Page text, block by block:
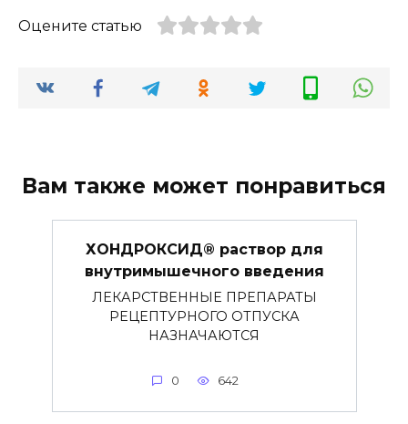
Оцените статью
Вам также может понравиться
ХОНДРОКСИД® раствор для
внутримышечного введения
ЛЕКАРСТВЕННЫЕ ПРЕПАРАТЫ
РЕЦЕПТУРНОГО ОТПУСКА
НАЗНАЧАЮТСЯ
0 642